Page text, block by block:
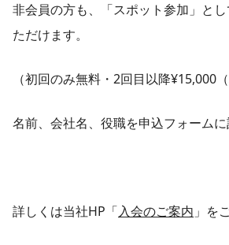
非会員の方も、「スポット参加」と
ただけます。
（初回のみ無料・2回目以降¥15,000
名前、会社名、役職を申込フォームに
詳しくは当社HP「入会のご案内 」を